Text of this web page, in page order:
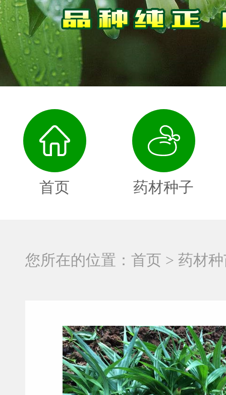
首页 药材种子
您所在的位置： 首页 > 药材